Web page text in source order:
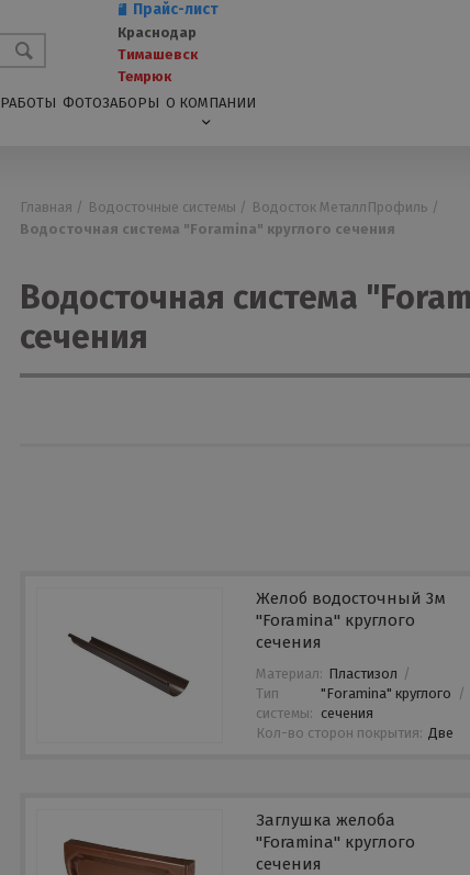
Прайс-лист
Краснодар
Тимашевск
Темрюк
РАБОТЫ ФОТОЗАБОРЫ О КОМПАНИИ
Главная / Водосточные системы / Водосток МеталлПрофиль /
Водосточная система "Foramina" круглого сечения
Водосточная система
сечения
Желоб водосточный 3м
"Foramina" круглого
сечения
Материал: Пластизол /
Тип
системы:
"Foramina" круглого
сечения
/
Кол-во сторон покрытия: Две
Заглушка желоба
"Foramina" круглого
сечения